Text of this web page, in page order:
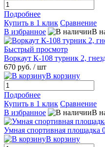
Подробнее
Купить в 1 клик Сравнение
В избранное
В
Быстрый просмотр
Воркаут К-108 турник 2,
670 руб. / шт
В корзину
Подробнее
Купить в 1 клик Сравнение
В избранное
В
Умная спортивная площадка
В корзину